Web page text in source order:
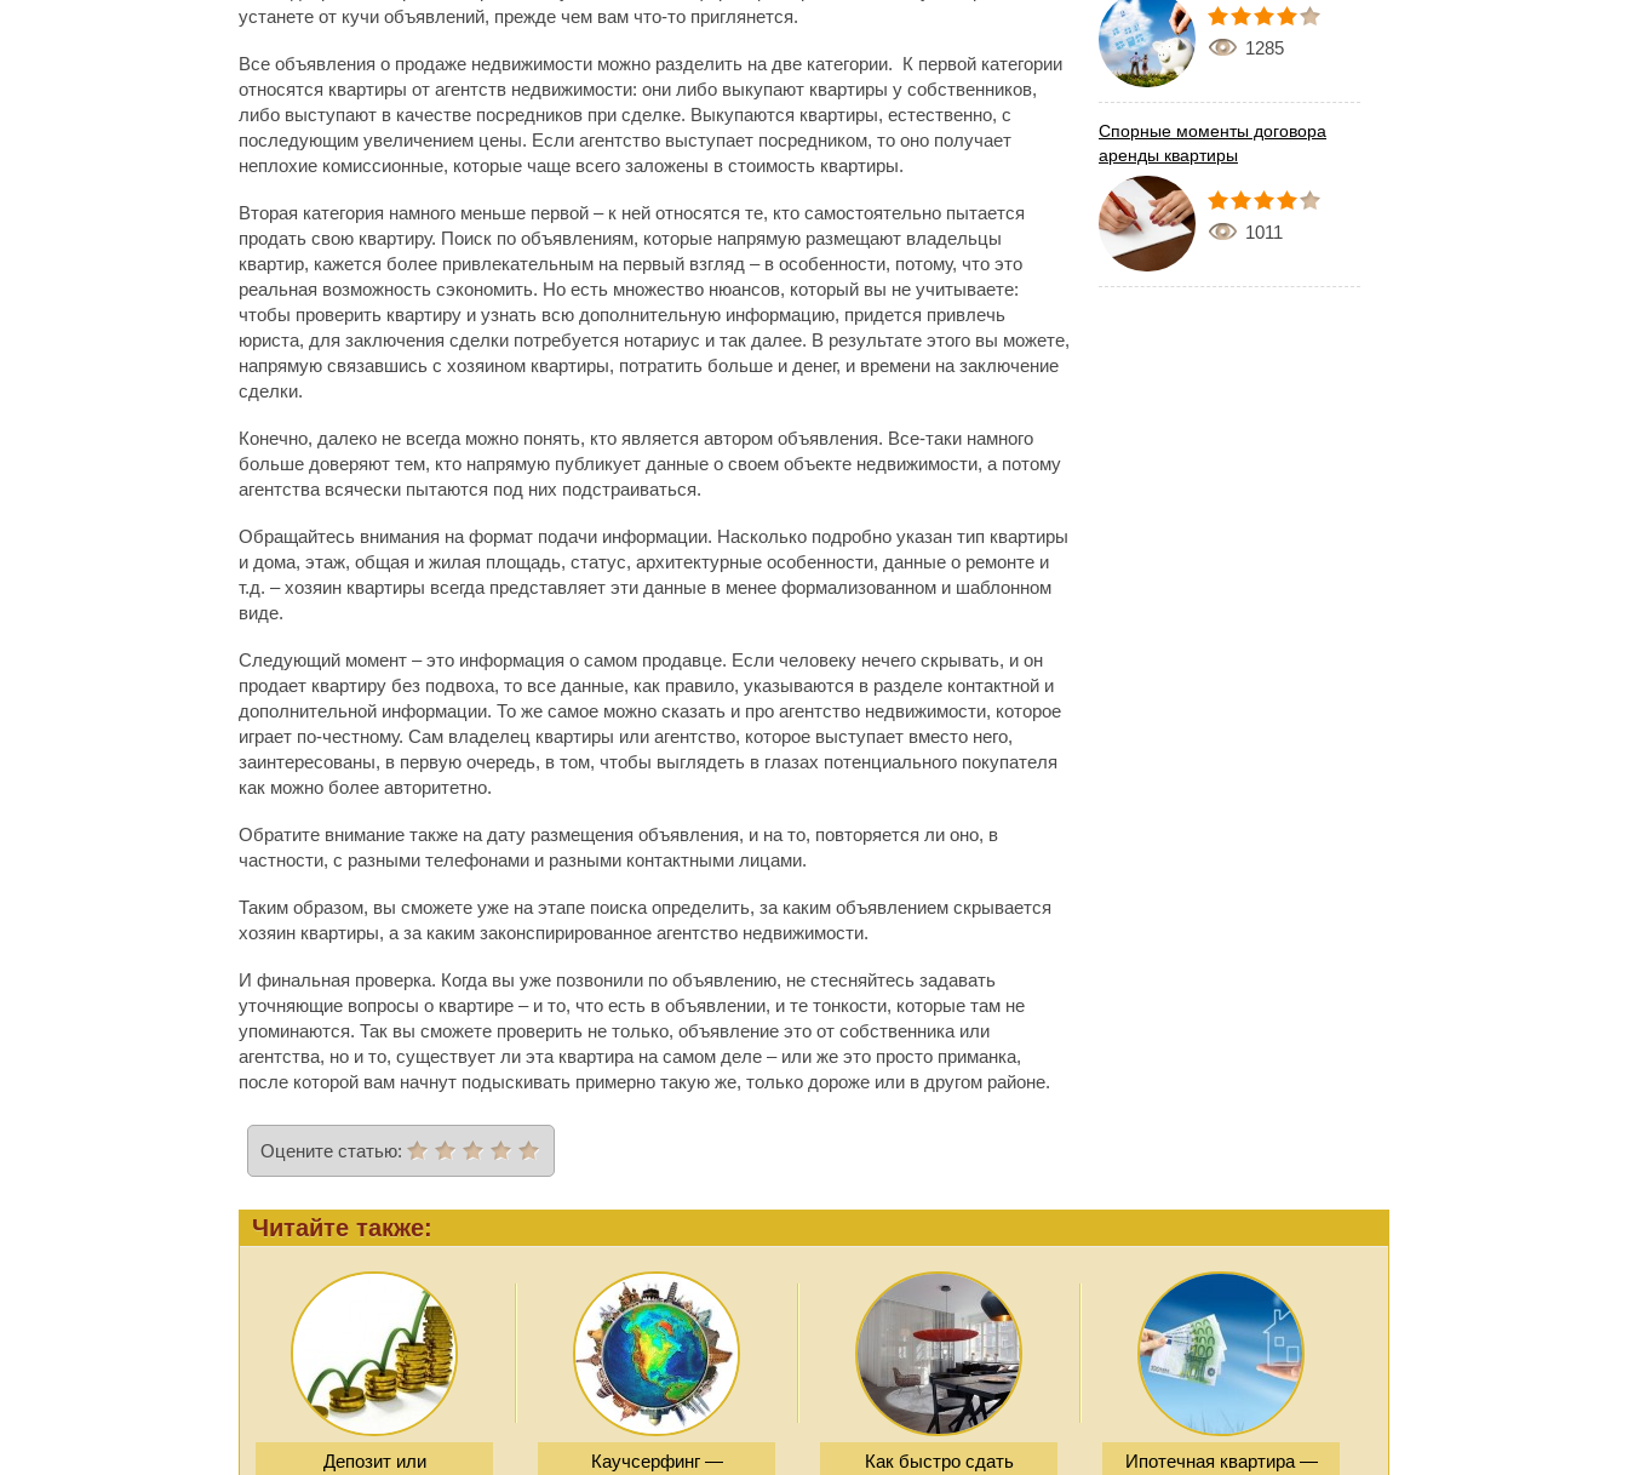
устанете от кучи объявлений, прежде чем вам что-то приглянется.
Все объявления о продаже недвижимости можно разделить на две категории. К первой категории
относятся квартиры от агентств недвижимости: они либо выкупают квартиры у собственников,
либо выступают в качестве посредников при сделке. Выкупаются квартиры, естественно, с
последующим увеличением цены. Если агентство выступает посредником, то оно получает
неплохие комиссионные, которые чаще всего заложены в стоимость квартиры.
Вторая категория намного меньше первой – к ней относятся те, кто самостоятельно пытается
продать свою квартиру. Поиск по объявлениям, которые напрямую размещают владельцы
квартир, кажется более привлекательным на первый взгляд – в особенности, потому, что это
реальная возможность сэкономить. Но есть множество нюансов, который вы не учитываете:
чтобы проверить квартиру и узнать всю дополнительную информацию, придется привлечь
юриста, для заключения сделки потребуется нотариус и так далее. В результате этого вы можете,
напрямую связавшись с хозяином квартиры, потратить больше и денег, и времени на заключение
сделки.
Конечно, далеко не всегда можно понять, кто является автором объявления. Все-таки намного
больше доверяют тем, кто напрямую публикует данные о своем объекте недвижимости, а потому
агентства всячески пытаются под них подстраиваться.
Обращайтесь внимания на формат подачи информации. Насколько подробно указан тип квартиры
и дома, этаж, общая и жилая площадь, статус, архитектурные особенности, данные о ремонте и
т.д. – хозяин квартиры всегда представляет эти данные в менее формализованном и шаблонном
виде.
Следующий момент – это информация о самом продавце. Если человеку нечего скрывать, и он
продает квартиру без подвоха, то все данные, как правило, указываются в разделе контактной и
дополнительной информации. То же самое можно сказать и про агентство недвижимости, которое
играет по-честному. Сам владелец квартиры или агентство, которое выступает вместо него,
заинтересованы, в первую очередь, в том, чтобы выглядеть в глазах потенциального покупателя
как можно более авторитетно.
Обратите внимание также на дату размещения объявления, и на то, повторяется ли оно, в
частности, с разными телефонами и разными контактными лицами.
Таким образом, вы сможете уже на этапе поиска определить, за каким объявлением скрывается
хозяин квартиры, а за каким законспирированное агентство недвижимости.
И финальная проверка. Когда вы уже позвонили по объявлению, не стесняйтесь задавать
уточняющие вопросы о квартире – и то, что есть в объявлении, и те тонкости, которые там не
упоминаются. Так вы сможете проверить не только, объявление это от собственника или
агентства, но и то, существует ли эта квартира на самом деле – или же это просто приманка,
после которой вам начнут подыскивать примерно такую же, только дороже или в другом районе.
Оцените статью:
1285
Спорные моменты договора
аренды квартиры
1011
Читайте также:
Депозит или
Каучсерфинг —
Как быстро сдать
Ипотечная квартира —